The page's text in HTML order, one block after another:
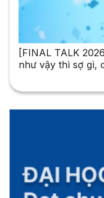
[FINAL TALK
như vậy thì sợ gì,